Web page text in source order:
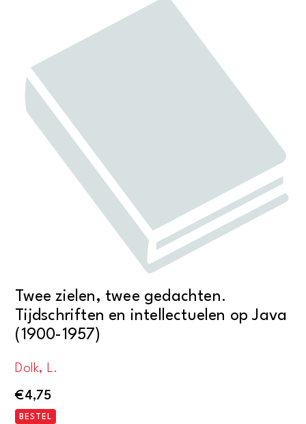
Twee zielen, twee gedachten.
Tijdschriften en intellectuelen op Java
(1900-1957)
Dolk, L.
€4,75
BESTEL